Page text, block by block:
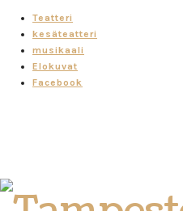
Teatteri
kesäteatteri
musikaali
Elokuvat
Facebook